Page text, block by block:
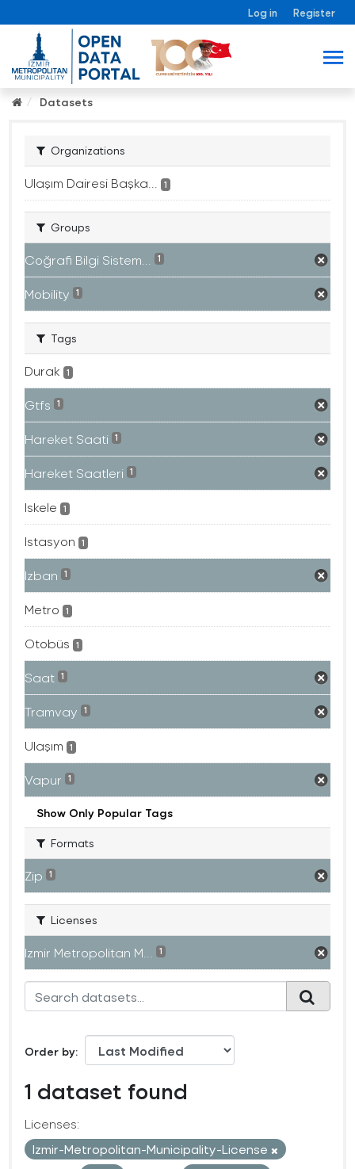
Log in Register
Datasets
Organizations
Ulaşım Dairesi Başka... 1
Groups
Coğrafi Bilgi Sistem... 1
Mobility 1
Tags
Durak 1
Gtfs 1
Hareket Saati 1
Hareket Saatleri 1
Iskele 1
Istasyon 1
Izban 1
Metro 1
Otobüs 1
Saat 1
Tramvay 1
Ulaşım 1
Vapur 1
Show Only Popular Tags
Formats
Zip 1
Licenses
Izmir Metropolitan M... 1
Order by
1 dataset found
Licenses:
Izmir-Metropolitan-Municipality-License